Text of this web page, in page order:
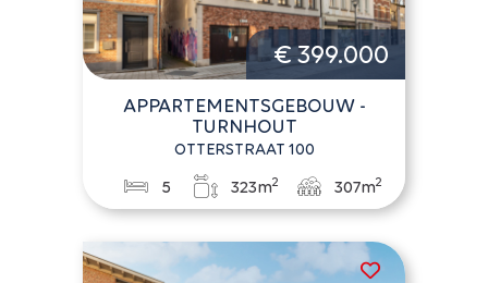
€ 399.000
APPARTEMENTSGEBOUW -
TURNHOUT
OTTERSTRAAT 100
5 323m2 307m2